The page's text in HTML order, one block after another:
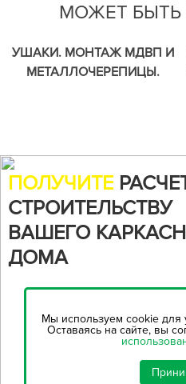
МОЖЕТ БЫТЬ
УШАКИ. МОНТАЖ МДВП И
МЕТАЛЛОЧЕРЕПИЦЫ.
ПОЛУЧИТЕ
СТРОИТЕЛЬСТВУ
ВАШЕГО
ДОМА
Воспользуйтесь нашим
онлайн-калькулятором,
рассчитать стоимость
Мы используем cookie для
Оставаясь на сайте, вы